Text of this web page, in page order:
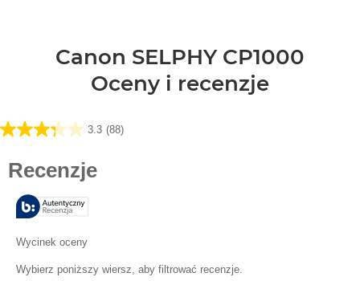
Canon SELPHY CP1000
Oceny i recenzje
3.3 (88)
3.3
Recenzji